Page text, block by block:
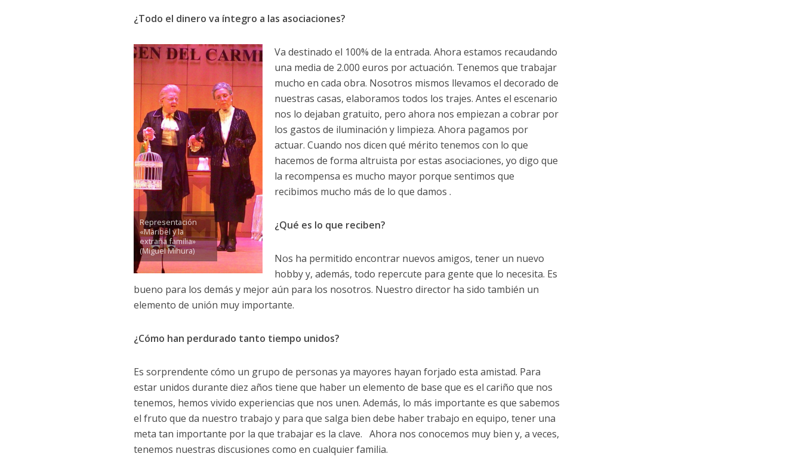
n
o
¿Todo el dinero va íntegro a las asociaciones?
Representación
«Maribel y la
extraña familia»
(Miguel Mihura)
Va destinado el 100% de la entrada. Ahora estamos recaudando
una media de 2.000 euros por actuación. Tenemos que trabajar
mucho en cada obra. Nosotros mismos llevamos el decorado de
nuestras casas, elaboramos todos los trajes. Antes el escenario
nos lo dejaban gratuito, pero ahora nos empiezan a cobrar por
los gastos de iluminación y limpieza. Ahora pagamos por
actuar. Cuando nos dicen qué mérito tenemos con lo que
hacemos de forma altruista por estas asociaciones, yo digo que
la recompensa es mucho mayor porque sentimos que
recibimos mucho más de lo que damos .
¿Qué es lo que reciben?
Nos ha permitido encontrar nuevos amigos, tener un nuevo
hobby y, además, todo repercute para gente que lo necesita. Es
bueno para los demás y mejor aún para los nosotros. Nuestro director ha sido también un
elemento de unión muy importante.
¿Cómo han perdurado tanto tiempo unidos?
Es sorprendente cómo un grupo de personas ya mayores hayan forjado esta amistad. Para
estar unidos durante diez años tiene que haber un elemento de base que es el cariño que nos
tenemos, hemos vivido experiencias que nos unen. Además, lo más importante es que sabemos
el fruto que da nuestro trabajo y para que salga bien debe haber trabajo en equipo, tener una
meta tan importante por la que trabajar es la clave. Ahora nos conocemos muy bien y, a veces,
tenemos nuestras discusiones como en cualquier familia.